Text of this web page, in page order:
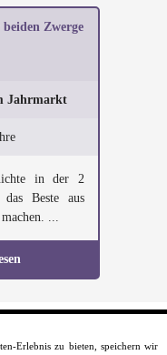
Zwerge
Jahrmarkt
in der 2
Beste aus
...
Erlebnis zu bieten, speichern wir